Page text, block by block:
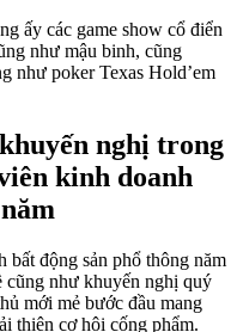
ấy các game show cổ điển
như mậu binh, cũng
như poker Texas Hold’em
nghị trong
kinh doanh
bất động sản phổ thông năm
cũng như khuyến nghị quý
mới mẻ bước đầu mang
thiện cơ hội cống phẩm.